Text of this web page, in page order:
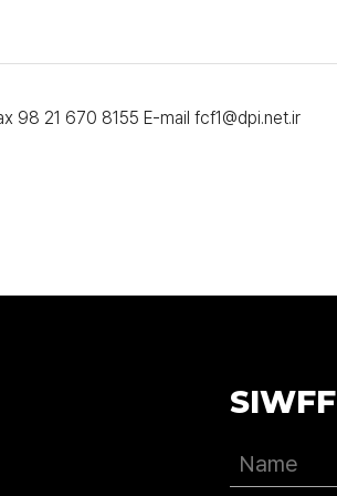
98 21 670 8155 E-mail fcf1@dpi.net.ir